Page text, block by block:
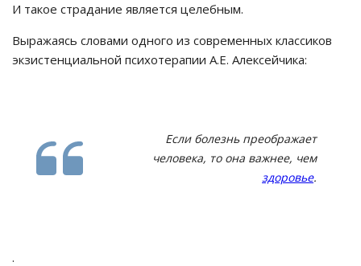
И такое страдание является целебным.
Выражаясь словами одного из современных классиков
экзистенциальной психотерапии А.Е. Алексейчика:
Если болезнь преображает
человека, то она важнее, чем
здоровье.
.